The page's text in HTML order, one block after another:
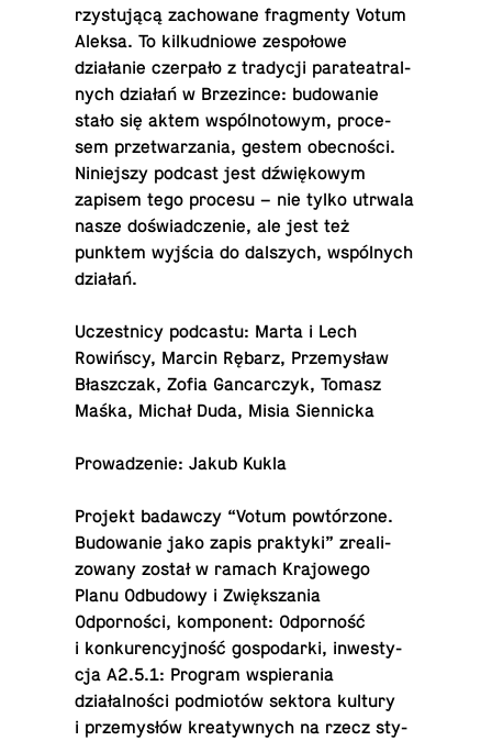
rzys­tującą za­chowane frag­menty Votum
Aleksa. To kilkud­niowe zespołowe
działanie czerpało z trady­cji parateatral­
nych działań w Brzez­ince: bu­dowanie
stało się aktem wspólno­towym, pro­ce­
sem przetwarza­nia, gestem obecności.
Niniejszy podcast jest dźwiękowym
zapisem tego procesu – nie tylko utrwala
nasze doświad­cze­nie, ale jest też
punktem wyjścia do dal­szych, wspólnych
działań.
Uczest­nicy pod­castu: Marta i Lech
Rowińscy, Marcin Rębarz, Przemysław
Błaszczak, Zofia Gan­car­czyk, Tomasz
Maśka, Michał Duda, Misia Siennicka
Prowadze­nie: Jakub Kukla
Projekt badaw­czy “Votum powtórzone.
Bu­dowanie jako zapis prak­tyki” zre­al­i­
zowany został w ramach Kra­jowego
Planu Odbu­dowy i Zwiększania
Odporności, kom­po­nent: Odporność
i konkuren­cyjność gospo­darki, in­west­y­
cja A2.5.1: Program wspiera­nia
działalności podmiotów sektora kultury
i przemysłów kreaty­wnych na rzecz sty­